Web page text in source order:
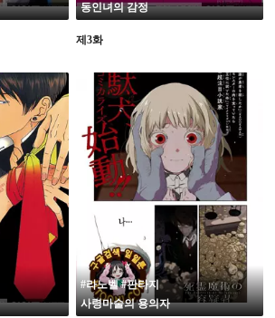
동인녀의 감정
제3화
#라노벨 #판타지
사령마술의 용의자